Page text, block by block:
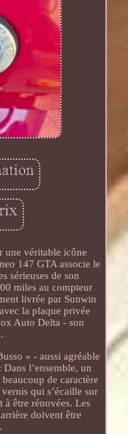
une véritable icône
147 GTA associe le
sérieuses de son
miles au compteur
livrée par Sunwin
la plaque privée
Auto Delta - son
» - aussi agréable
l’ensemble, un
de caractère
qui s’écaille sur
à être rénovées. Les
doivent être